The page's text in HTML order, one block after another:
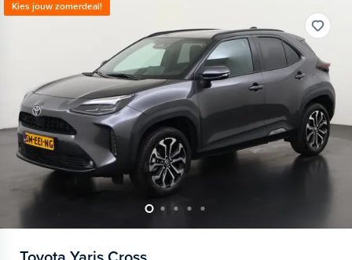
Kies jouw zomerdeal!